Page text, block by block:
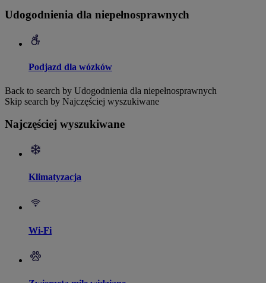
Udogodnienia dla niepełnosprawnych
Podjazd dla wózków
Back to search by Udogodnienia dla niepełnosprawnych
Skip search by Najczęściej wyszukiwane
Najczęściej wyszukiwane
Klimatyzacja
Wi-Fi